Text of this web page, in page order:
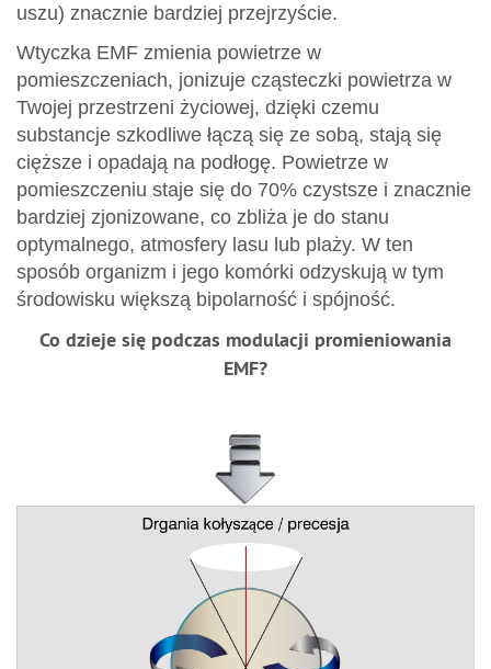
uszu) znacznie bardziej przejrzyście.
Wtyczka EMF zmienia powietrze w
pomieszczeniach, jonizuje cząsteczki powietrza w
Twojej przestrzeni życiowej, dzięki czemu
substancje szkodliwe łączą się ze sobą, stają się
cięższe i opadają na podłogę. Powietrze w
pomieszczeniu staje się do 70% czystsze i znacznie
bardziej zjonizowane, co zbliża je do stanu
optymalnego, atmosfery lasu lub plaży. W ten
sposób organizm i jego komórki odzyskują w tym
środowisku większą bipolarność i spójność.
Co dzieje się podczas modulacji promieniowania
EMF?